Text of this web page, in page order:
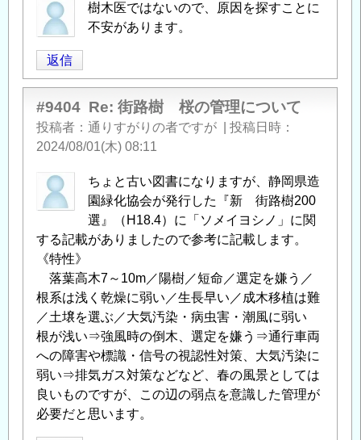
樹木医ではないので、原因を探すことに
不安があります。
返信
#9404 Re: 街路樹 桜の管理について
投稿者 通りすがりの者ですが
投稿日時
2024/08/01(木) 08:11
ちょと古い図書になりますが、静岡県造
園緑化協会が発行した『新 街路樹200
選』（H18.4）に「ソメイヨシノ」に関
する記載がありましたので参考に記載します。
《特性》
落葉高木7～10m／陽樹／短命／選定を嫌う／
根系は浅く乾燥に弱い／生長早い／成木移植は難
／土壌を選ぶ／大気汚染・病虫害・潮風に弱い
根が浅い⇒強風時の倒木、選定を嫌う⇒通行車両
への障害や標識・信号の視認性対策、大気汚染に
弱い⇒排気ガス対策などなど、春の風景としては
良いものですが、この辺の弱点を意識した管理が
必要だと思います。